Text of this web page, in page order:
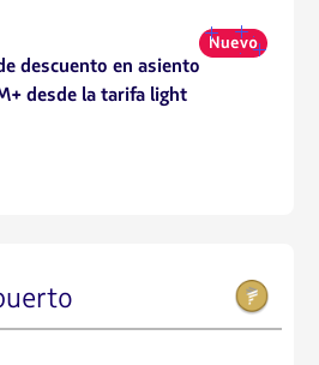
descuento en asiento
desde la tarifa light